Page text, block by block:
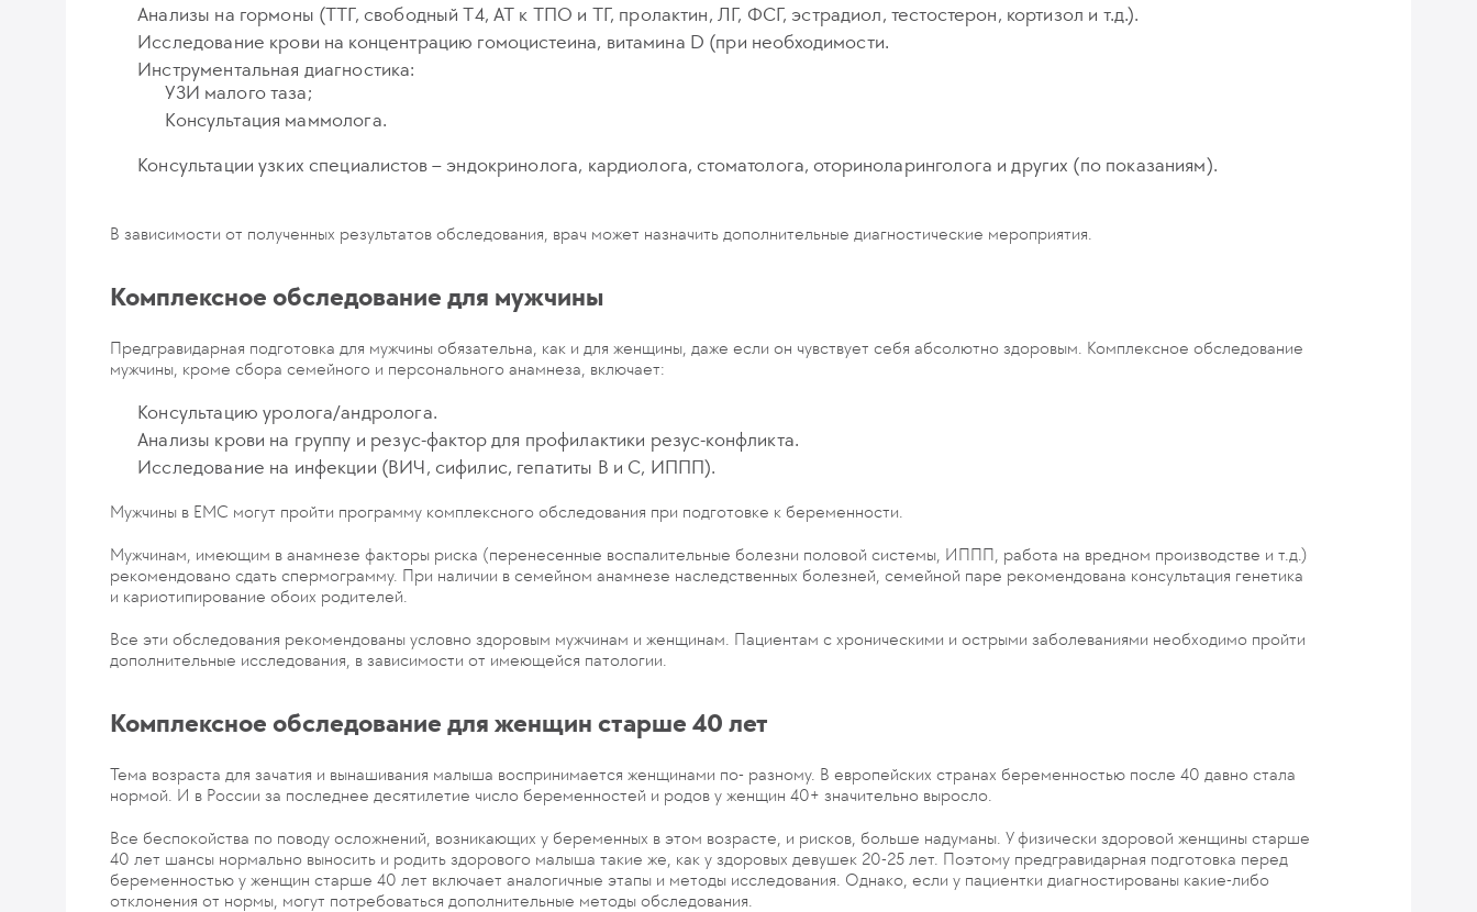
Анализы на гормоны (ТТГ, свободный Т4, АТ к ТПО и ТГ, пролактин, ЛГ, ФСГ, эстрадиол, тестостерон, кортизол и т.д.).
Исследование крови на концентрацию гомоцистеина, витамина D (при необходимости.
Инструментальная диагностика:
УЗИ малого таза;
Консультация маммолога.
Консультации узких специалистов – эндокринолога, кардиолога, стоматолога, оториноларинголога и других (по показаниям).
В зависимости от полученных результатов обследования, врач может назначить дополнительные диагностические мероприятия.
Комплексное обследование для мужчины
Предгравидарная подготовка для мужчины обязательна, как и для женщины, даже если он чувствует себя абсолютно здоровым. Комплексное обследование
мужчины, кроме сбора семейного и персонального анамнеза, включает:
Консультацию уролога/андролога.
Анализы крови на группу и резус-фактор для профилактики резус-конфликта.
Исследование на инфекции (ВИЧ, сифилис, гепатиты В и С, ИППП).
Мужчины в ЕМС могут пройти программу комплексного обследования при подготовке к беременности.
Мужчинам, имеющим в анамнезе факторы риска (перенесенные воспалительные болезни половой системы, ИППП, работа на вредном производстве и т.д.)
рекомендовано сдать спермограмму. При наличии в семейном анамнезе наследственных болезней, семейной паре рекомендована консультация генетика
и кариотипирование обоих родителей.
Все эти обследования рекомендованы условно здоровым мужчинам и женщинам. Пациентам с хроническими и острыми заболеваниями необходимо пройти
дополнительные исследования, в зависимости от имеющейся патологии.
Комплексное обследование для женщин старше 40 лет
Тема возраста для зачатия и вынашивания малыша воспринимается женщинами по- разному. В европейских странах беременностью после 40 давно стала
нормой. И в России за последнее десятилетие число беременностей и родов у женщин 40+ значительно выросло.
Все беспокойства по поводу осложнений, возникающих у беременных в этом возрасте, и рисков, больше надуманы. У физически здоровой женщины старше
40 лет шансы нормально выносить и родить здорового малыша такие же, как у здоровых девушек 20-25 лет. Поэтому предгравидарная подготовка перед
беременностью у женщин старше 40 лет включает аналогичные этапы и методы исследования. Однако, если у пациентки диагностированы какие-либо
отклонения от нормы, могут потребоваться дополнительные методы обследования.